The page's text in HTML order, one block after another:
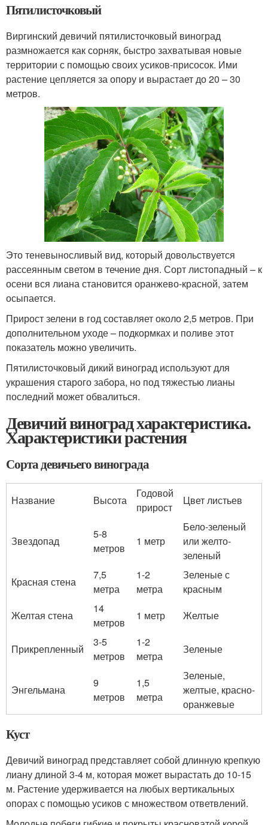
Пятилисточковый
Виргинский девичий пятилисточковый виноград
размножается как сорняк, быстро захватывая новые
территории с помощью своих усиков-присосок. Ими
растение цепляется за опору и вырастает до 20 – 30
метров.
Это теневыносливый вид, который довольствуется
рассеянным светом в течение дня. Сорт листопадный – к
осени вся лиана становится оранжево-красной, затем
осыпается.
Прирост зелени в год составляет около 2,5 метров. При
дополнительном уходе – подкормках и поливе этот
показатель можно увеличить.
Пятилисточковый дикий виноград используют для
украшения старого забора, но под тяжестью лианы
последний может обвалиться.
Девичий виноград характеристика.
Характеристики растения
Сорта девичьего винограда
Название Высота
Годовой
прирост
Цвет листьев
Звездопад
5-8
метров
1 метр
Бело-зеленый
или желто-
зеленый
Красная стена
7,5
метра
1-2
метра
Зеленые с
красным
Желтая стена
14
метров
1 метр Желтые
Прикрепленный
3-5
метров
1-2
метра
Зеленые
Энгельмана
9
метров
1,5
метра
Зеленые,
желтые, красно-
оранжевые
Куст
Девичий виноград представляет собой длинную крепкую
лиану длиной 3-4 м, которая может вырастать до 10-15
м. Растение удерживается на любых вертикальных
опорах с помощью усиков с множеством ответвлений.